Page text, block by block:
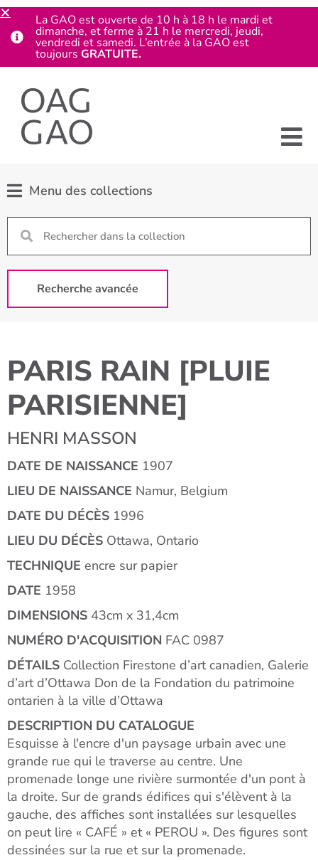
Menu des collections
Recherche avancée
PARIS RAIN [PLUIE
PARISIENNE]
HENRI MASSON
DATE DE NAISSANCE 1907
LIEU DE NAISSANCE Namur, Belgium
DATE DU DÉCÈS 1996
LIEU DU DÉCÈS Ottawa, Ontario
TECHNIQUE encre sur papier
DATE 1958
DIMENSIONS 43cm x 31,4cm
NUMÉRO D'ACQUISITION FAC 0987
DÉTAILS Collection Firestone d’art canadien, Galerie
d’art d’Ottawa Don de la Fondation du patrimoine
ontarien à la ville d’Ottawa
DESCRIPTION DU CATALOGUE
Esquisse à l'encre d'un paysage urbain avec une
grande rue qui le traverse au centre. Une
promenade longe une rivière surmontée d'un pont à
la droite. Sur de grands édifices qui s'élèvent à la
gauche, des affiches sont installées sur lesquelles
on peut lire « CAFÉ » et « PEROU ». Des figures sont
dessinées sur la rue et sur la promenade.
La GAO est ouverte de 10 h à 18 h le mardi et
dimanche, et ferme à 21 h le mercredi, jeudi,
vendredi et samedi. L’entrée à la GAO est
toujours GRATUITE.